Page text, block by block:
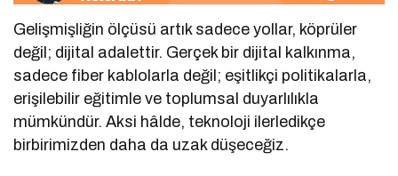
Gelişmişliğin ölçüsü artık sadece yollar, köprüler
değil; dijital adalettir. Gerçek bir dijital kalkınma,
sadece fiber kablolarla değil; eşitlikçi politikalarla,
erişilebilir eğitimle ve toplumsal duyarlılıkla
mümkündür. Aksi hâlde, teknoloji ilerledikçe
birbirimizden daha da uzak düşeceğiz.